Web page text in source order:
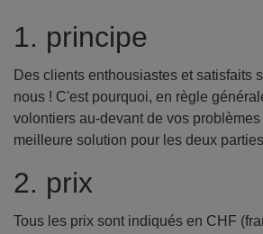
1. principe
Des clients enthousiastes et satisfaits
nous ! C'est pourquoi, en règle
volontiers au-devant de vos
meilleure solution pour les deux
2. prix
Tous les prix sont indiqués en CHF